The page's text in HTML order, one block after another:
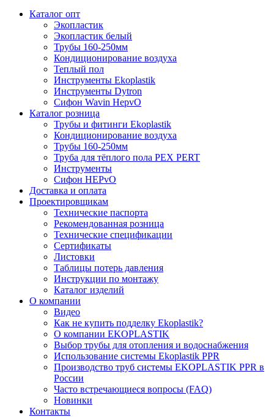
Каталог опт
Экопластик
Экопластик белый
Трубы 160-250мм
Кондиционирование воздуха
Теплый пол
Инструменты Ekoplastik
Инструменты Dytron
Сифон Wavin HepvO
Каталог розница
Трубы и фитинги Ekoplastik
Кондиционирование воздуха
Трубы 160-250мм
Труба для тёплого пола PEX PERT
Инструменты
Сифон HEPvO
Доставка и оплата
Проектировщикам
Технические паспорта
Рекомендованная розница
Технические спецификации
Сертификаты
Листовки
Таблицы потерь давления
Инструкции по монтажу
Каталог изделий
О компании
Видео
Как не купить подделку Ekoplastik?
О компании EKOPLASTIK
Выбор трубы для отопления и водоснабжения
Использование системы Ekoplastik PPR
Производство труб системы EKOPLASTIK PPR в
России
Часто встречающиеся вопросы (FAQ)
Новинки
Контакты